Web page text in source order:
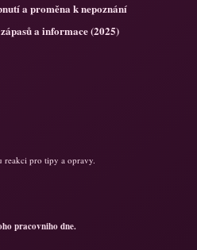
a proměna k nepoznání
a informace (2025)
reakci pro tipy a opravy.
pracovniho dne.